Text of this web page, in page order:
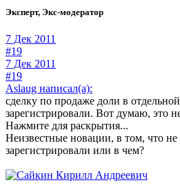
Эксперт, Экс-модератор
7 Дек 2011
#19
7 Дек 2011
#19
Aslaug написал(а):
сделку по продаже доли в
зарегистрировали. Вот думаю, это
Нажмите для раскрытия...
Неизвестные новации, в том, что не
зарегистрировали или в чем?